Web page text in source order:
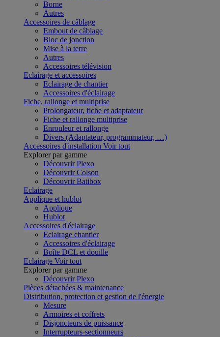
Borne
Autres
Accessoires de câblage
Embout de câblage
Bloc de jonction
Mise à la terre
Autres
Accessoires télévision
Eclairage et accessoires
Eclairage de chantier
Accessoires d'éclairage
Fiche, rallonge et multiprise
Prolongateur, fiche et adaptateur
Fiche et rallonge multiprise
Enrouleur et rallonge
Divers (Adaptateur, programmateur, …)
Accessoires d'installation Voir tout
Explorer par gamme
Découvrir Plexo
Découvrir Colson
Découvrir Batibox
Eclairage
Applique et hublot
Applique
Hublot
Accessoires d'éclairage
Eclairage chantier
Accessoires d'éclairage
Boîte DCL et douille
Eclairage Voir tout
Explorer par gamme
Découvrir Plexo
Pièces détachées & maintenance
Distribution, protection et gestion de l'énergie
Mesure
Armoires et coffrets
Disjoncteurs de puissance
Interrupteurs-sectionneurs